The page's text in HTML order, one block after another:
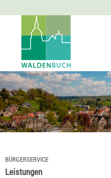
BÜRGERSERVICE
Leistungen